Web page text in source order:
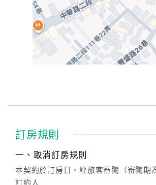
訂房規則
一、取消訂房規則
本契約於訂房日，經旅客審閱（審閱期
訂約人